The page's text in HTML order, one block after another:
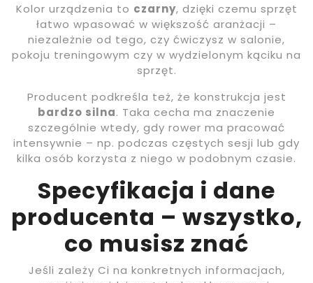
Kolor urządzenia to czarny, dzięki czemu sprzęt
łatwo wpasować w większość aranżacji –
niezależnie od tego, czy ćwiczysz w salonie,
pokoju treningowym czy w wydzielonym kąciku na
sprzęt.
Producent podkreśla też, że konstrukcja jest
bardzo silna. Taka cecha ma znaczenie
szczególnie wtedy, gdy rower ma pracować
intensywnie – np. podczas częstych sesji lub gdy
kilka osób korzysta z niego w podobnym czasie.
Specyfikacja i dane
producenta – wszystko,
co musisz znać
Jeśli zależy Ci na konkretnych informacjach,